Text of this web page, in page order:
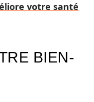
votre santé
BIEN-